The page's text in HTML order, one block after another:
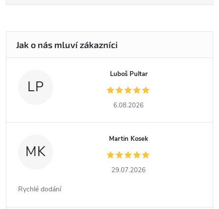
LP
Luboš Pultar
6.08.2026
MK
Martin Kosek
29.07.2026
Rychlé dodání